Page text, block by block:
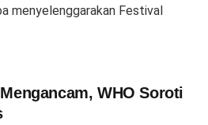
menyelenggarakan Festival
WHO Soroti